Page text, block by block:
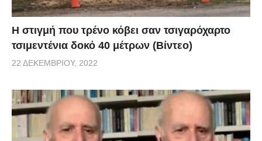
H στιγμή που τρένο κόβει σαν τσιγαρόχαρτο
τσιμεντένια δοκό 40 μέτρων (Βίντεο)
22 ΔΕΚΕΜΒΡΊΟΥ, 2022